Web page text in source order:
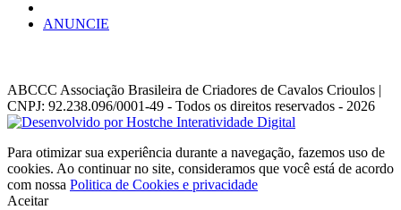
ANUNCIE
ABCCC Associação Brasileira de Criadores de Cavalos Crioulos |
CNPJ: 92.238.096/0001-49 - Todos os direitos reservados - 2026
Para otimizar sua experiência durante a navegação, fazemos uso de
cookies. Ao continuar no site, consideramos que você está de acordo
com nossa Politica de Cookies e privacidade
Aceitar